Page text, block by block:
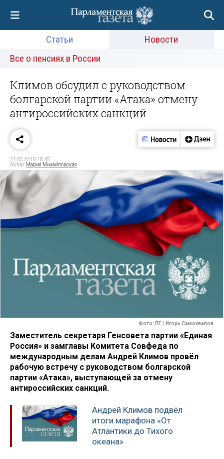
Статьи
Новости
Все о пенсиях в России
Климов обсудил с руководством
болгарской партии «Атака» отмену
антироссийских санкций
22.05.2019 18:45
Автор: Мария Михайловская
Фото: ПГ / Игорь Самохвалов
Заместитель секретаря Генсовета партии «Единая
Россия» и замглавы Комитета Совфеда по
международным делам Андрей Климов провёл
рабочую встречу с руководством болгарской
партии «Атака», выступающей за отмену
антироссийских санкций.
Андрей Климов подвёл
итоги марафона «От
Атлантики до Тихого
океана»